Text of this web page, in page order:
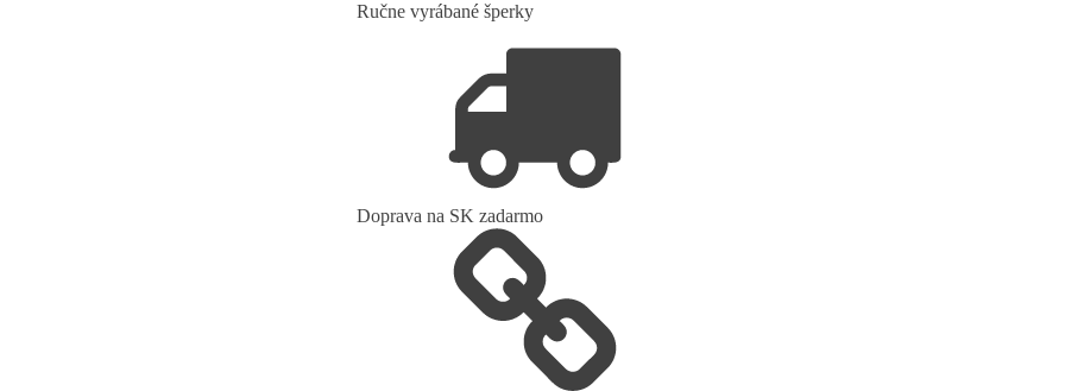
Ručne vyrábané šperky
Doprava na SK zadarmo